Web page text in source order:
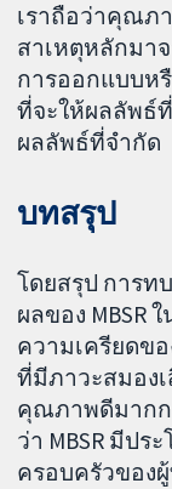
เราถือว่าคุณภ
สาเหตุหลักมา
การออกแบบห
ที่จะให้ผลลัพธ์
ผลลัพธ์ที่จำกัด
บทสรุป
โดยสรุป การท
ผลของ MBSR
ความเครียดข
ที่มีภาวะสมอง
คุณภาพดีมากก
ว่า MBSR มีป
ครอบครัวของ